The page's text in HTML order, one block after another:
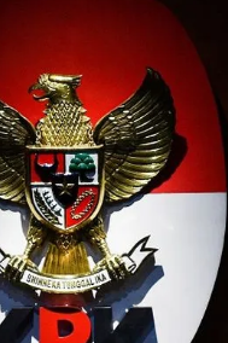
Koordinasikan
Lakukan Pungutan
Isu Mogok
Kala Mina Padi, P2L,